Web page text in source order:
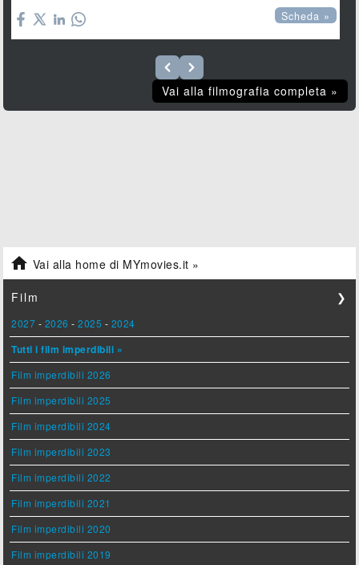
Scheda »
Vai alla filmografia completa »
 Vai alla home di MYmovies.it »
Film ❯
2027 - 2026 -2025 - 2024
Tutti i film imperdibili »
Film imperdibili 2026
Film imperdibili 2025
Film imperdibili 2024
Film imperdibili 2023
Film imperdibili 2022
Film imperdibili 2021
Film imperdibili 2020
Film imperdibili 2019